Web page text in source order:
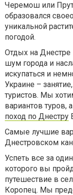
Черемош или
образовался
уникальной
погодой.
Отдых на Днестре
шум города и
искупаться и
Украине –
туристов. Мы
вариантов туров,
поход по Днестру
Самые лучшие
Днестровском
Успеть все за
которого вы
путешествие в
Коропец. Мы